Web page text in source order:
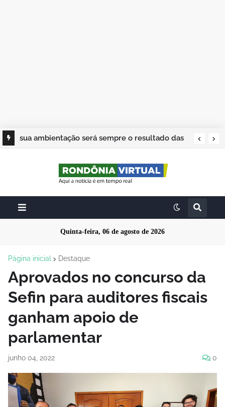
sua ambientação será sempre o resultado das
Quinta-feira, 06 de agosto de 2026
Página inicial Destaque
Aprovados no concurso da
Sefin para auditores fiscais
ganham apoio de
parlamentar
junho 04, 2022 0